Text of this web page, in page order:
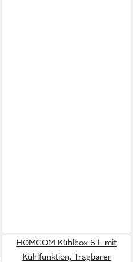
HOMCOM Kühlbox 6 L mit
Kühlfunktion, Tragbarer